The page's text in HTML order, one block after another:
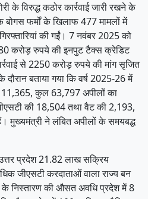
के विरुद्ध कठोर कार्रवाई जारी रखने के
बोगस फर्मों के खिलाफ 477 मामलों में
की गईं। 7 नवंबर 2025 को
करोड़ रुपये की इनपुट टैक्स क्रेडिट
से 2250 करोड़ रुपये की मांग सृजित
बताया गया कि वर्ष 2025-26 में
कुल 63,797 अपीलों का
की 18,504 तथा वैट की 2,193,
मुख्यमंत्री ने लंबित अपीलों के समयबद्ध
प्रदेश 21.82 लाख सक्रिय
जीएसटी करदाताओं वाला राज्य बन
निस्तारण की औसत अवधि प्रदेश में 8